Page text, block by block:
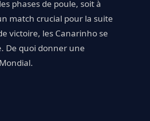
phases de poule, soit à
match crucial pour la suite
victoire, les Canarinho se
De quoi donner une